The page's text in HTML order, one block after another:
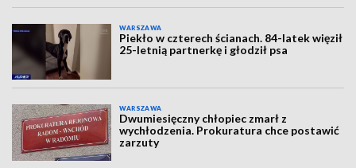
WARSZAWA
Piekło w czterech ścianach. 84-latek więził
25-letnią partnerkę i głodził psa
WARSZAWA
Dwumiesięczny chłopiec zmarł z
wychłodzenia. Prokuratura chce postawić
zarzuty